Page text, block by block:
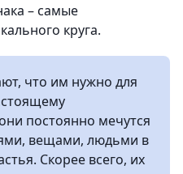
– самые
круга.
что им нужно для
постоянно мечутся
вещами, людьми в
Скорее всего, их